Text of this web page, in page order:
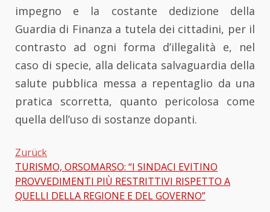
impegno e la costante dedizione della
Guardia di Finanza a tutela dei cittadini, per il
contrasto ad ogni forma d’illegalità e, nel
caso di specie, alla delicata salvaguardia della
salute pubblica messa a repentaglio da una
pratica scorretta, quanto pericolosa come
quella dell’uso di sostanze dopanti.
Beitragsnavigation
Zurück
TURISMO, ORSOMARSO: “I SINDACI EVITINO
PROVVEDIMENTI PIÙ RESTRITTIVI RISPETTO A
QUELLI DELLA REGIONE E DEL GOVERNO”